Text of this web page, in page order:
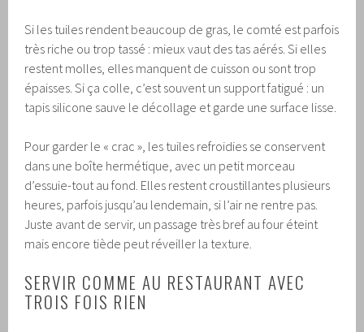
Si les tuiles rendent beaucoup de gras, le comté est parfois
très riche ou trop tassé : mieux vaut des tas aérés. Si elles
restent molles, elles manquent de cuisson ou sont trop
épaisses. Si ça colle, c’est souvent un support fatigué : un
tapis silicone sauve le décollage et garde une surface lisse.
Pour garder le « crac », les tuiles refroidies se conservent
dans une boîte hermétique, avec un petit morceau
d’essuie-tout au fond. Elles restent croustillantes plusieurs
heures, parfois jusqu’au lendemain, si l’air ne rentre pas.
Juste avant de servir, un passage très bref au four éteint
mais encore tiède peut réveiller la texture.
SERVIR COMME AU RESTAURANT AVEC
TROIS FOIS RIEN